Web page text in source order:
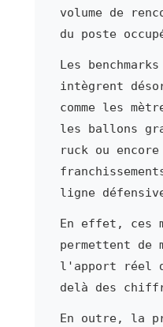
volume de
du poste
Les
intègrent
comme les
les ballons
ruck ou
ligne
En effet, ces
permettent de
l'apport réel
delà des
En outre, la